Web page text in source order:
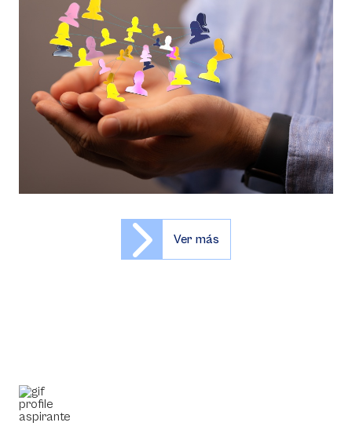
Ver más